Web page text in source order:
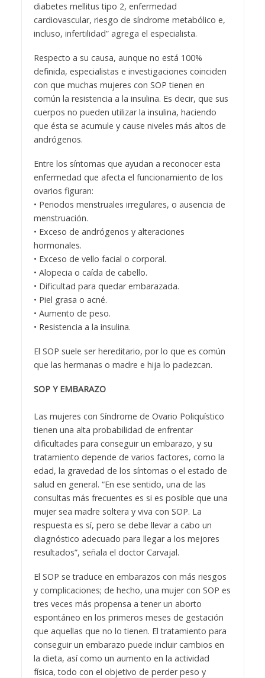
diabetes mellitus tipo 2, enfermedad
cardiovascular, riesgo de síndrome metabólico e,
incluso, infertilidad” agrega el especialista.
Respecto a su causa, aunque no está 100%
definida, especialistas e investigaciones coinciden
con que muchas mujeres con SOP tienen en
común la resistencia a la insulina. Es decir, que sus
cuerpos no pueden utilizar la insulina, haciendo
que ésta se acumule y cause niveles más altos de
andrógenos.
Entre los síntomas que ayudan a reconocer esta
enfermedad que afecta el funcionamiento de los
ovarios figuran:
• Periodos menstruales irregulares, o ausencia de
menstruación.
• Exceso de andrógenos y alteraciones
hormonales.
• Exceso de vello facial o corporal.
• Alopecia o caída de cabello.
• Dificultad para quedar embarazada.
• Piel grasa o acné.
• Aumento de peso.
• Resistencia a la insulina.
El SOP suele ser hereditario, por lo que es común
que las hermanas o madre e hija lo padezcan.
SOP Y EMBARAZO
Las mujeres con Síndrome de Ovario Poliquístico
tienen una alta probabilidad de enfrentar
dificultades para conseguir un embarazo, y su
tratamiento depende de varios factores, como la
edad, la gravedad de los síntomas o el estado de
salud en general. “En ese sentido, una de las
consultas más frecuentes es si es posible que una
mujer sea madre soltera y viva con SOP. La
respuesta es sí, pero se debe llevar a cabo un
diagnóstico adecuado para llegar a los mejores
resultados”, señala el doctor Carvajal.
El SOP se traduce en embarazos con más riesgos
y complicaciones; de hecho, una mujer con SOP es
tres veces más propensa a tener un aborto
espontáneo en los primeros meses de gestación
que aquellas que no lo tienen. El tratamiento para
conseguir un embarazo puede incluir cambios en
la dieta, así como un aumento en la actividad
física, todo con el objetivo de perder peso y